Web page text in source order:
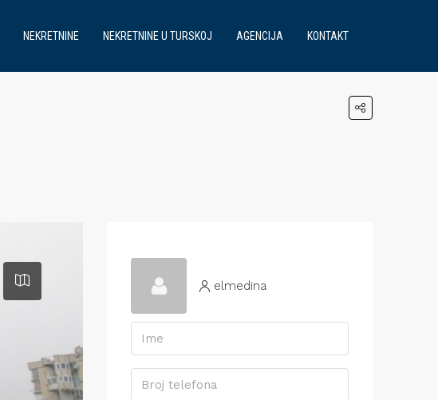
NEKRETNINE NEKRETNINE U TURSKOJ AGENCIJA KONTAKT
elmedina